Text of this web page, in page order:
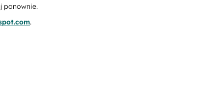
ponownie.
.